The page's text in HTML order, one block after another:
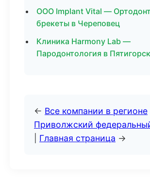
ООО Implant Vital —
брекеты в Череповец
Клиника Harmony Lab —
Пародонтология в Пятигорск
← Все компании в регионе
Приволжский
Главная страница →